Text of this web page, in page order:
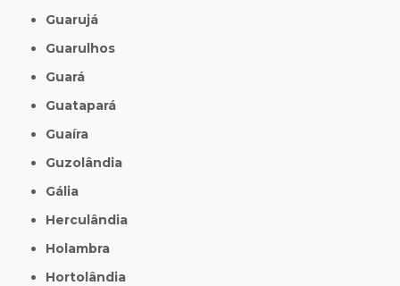
Guarujá
Guarulhos
Guará
Guatapará
Guaíra
Guzolândia
Gália
Herculândia
Holambra
Hortolândia